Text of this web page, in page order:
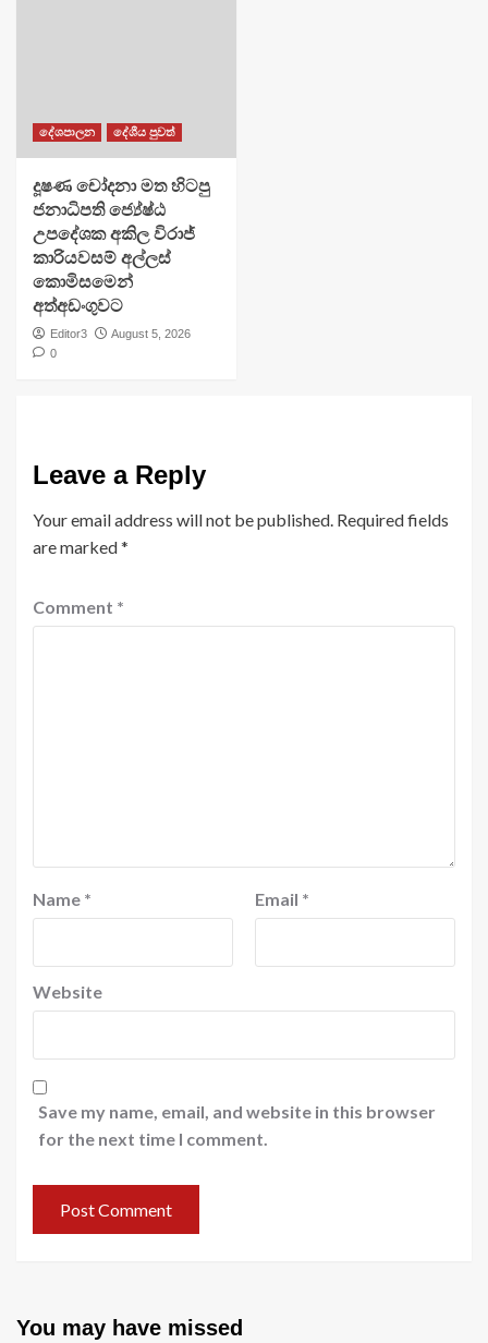
දේශපාලන දේශීය පුවත්
දූෂණ චෝදනා මත හිටපු
ජනාධිපති ජ්‍යේෂ්ඨ
උපදේශක අකිල විරාජ්
කාරියවසම් අල්ලස්
කොමිසමෙන්
අත්අඩංගුවට
Editor3
August 5, 2026
0
Leave a Reply
Your email address will not be published. Required fields
are marked*
Comment *
Name * Email *
Website
Save my name, email, and website in this browser
for the next time I comment.
You may have missed